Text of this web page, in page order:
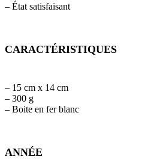
– État satisfaisant
CARACTÉRISTIQUES
– 15 cm x 14 cm
– 300 g
– Boite en fer blanc
ANNÉE